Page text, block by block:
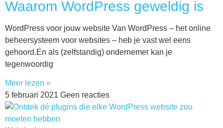
Waarom WordPress geweldig is
WordPress voor jouw website Van WordPress – het online
beheersysteem voor websites – heb je vast wel eens
gehoord.En als (zelfstandig) ondernemer kan je
tegenwoordig
Meer lezen »
5 februari 2021 Geen reacties